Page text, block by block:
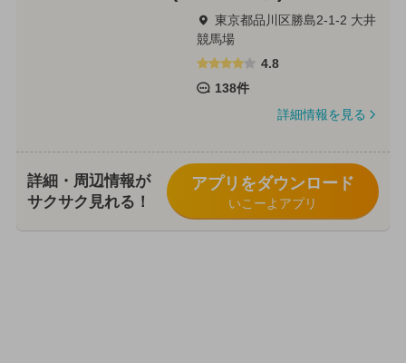
東京都品川区勝島2-1-2 大井
競馬場
4.8
138件
詳細情報を見る
詳細・周辺情報が
サクサク見れる！
アプリをダウンロード
いこーよアプリ